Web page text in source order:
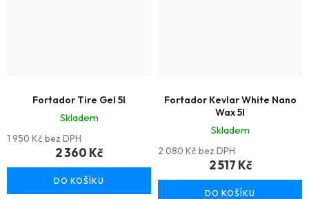
Fortador Tire Gel 5l
Skladem
1 950 Kč bez DPH
2 360 Kč
DO KOŠÍKU
Fortador Kevlar White Nano
Wax 5l
Skladem
2 080 Kč bez DPH
2 517 Kč
DO KOŠÍKU